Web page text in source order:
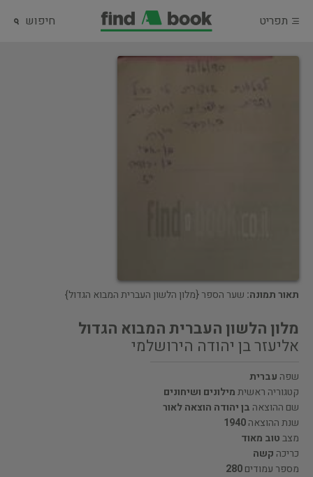
תפריט חיפוש
תאור תמונה: שער הספר {מלון הלשון העברית המבוא הגדול}
מלון הלשון העברית המבוא הגדול
אליעזר בן יהודה הירושלמי
שפה עברית
קטגוריה ראשיתמילונים ושיחונים
שם ההוצאה בן יהודה הוצאה לאור
שנת ההוצאה1940
מצבטוב מאוד
כריכה קשה
מספר עמודים280